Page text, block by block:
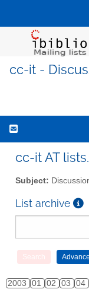
cc-it -
cc-it AT
Subject:
List archive
2003 01 02 03 04